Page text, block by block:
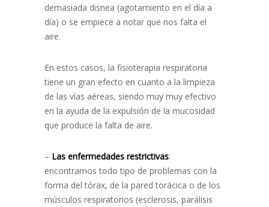
demasiada disnea (agotamiento en el día a
día) o se empiece a notar que nos falta el
aire.
En estos casos, la fisioterapia respiratoria
tiene un gran efecto en cuanto a la limpieza
de las vías aéreas, siendo muy muy efectivo
en la ayuda de la expulsión de la mucosidad
que produce la falta de aire.
– Las enfermedades restrictivas:
encontramos todo tipo de problemas con la
forma del tórax, de la pared torácica o de los
músculos respiratorios (esclerosis, parálisis